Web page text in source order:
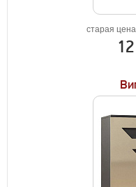
старая